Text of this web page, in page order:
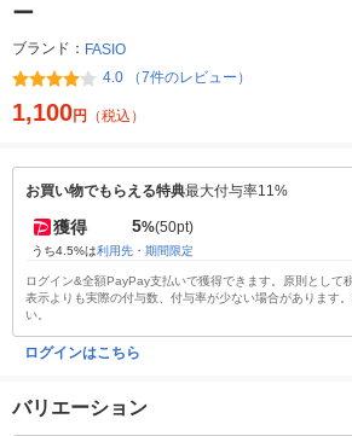
ー
ブランド： FASIO
4.0 （7件のレビュー）
1,100円 （税込）
お買い物でもらえる特典最大付与率11%
獲得 5%(50pt)
うち4.5%は利用先・期間限定
ログイン&全額PayPay支払いで獲得できます。原則として
表示よりも実際の付与数、付与率が少ない場合があります
い。
ログインはこちら
バリエーション